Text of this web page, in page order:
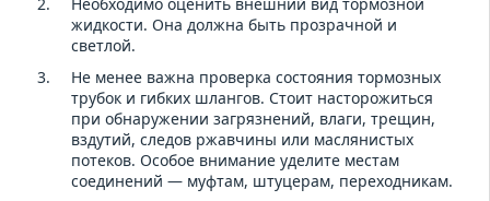
жидкости. Она должна быть прозрачной и
светлой.
Не менее важна проверка состояния тормозных
трубок и гибких шлангов. Стоит насторожиться
при обнаружении загрязнений, влаги, трещин,
вздутий, следов ржавчины или маслянистых
потеков. Особое внимание уделите местам
соединений — муфтам, штуцерам, переходникам.